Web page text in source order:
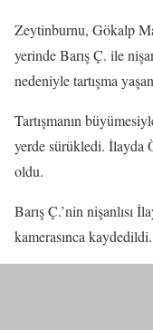
Zeytinburnu, Gökalp
yerinde Barış Ç. ile
nedeniyle tartışma
Tartışmanın
yerde sürükledi. İlayda
oldu.
Barış Ç.’nin nişanlısı
kamerasınca kaydedildi.